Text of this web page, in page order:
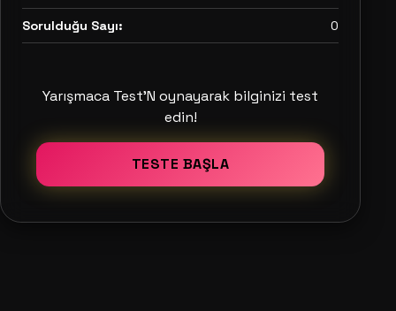
Sorulduğu Sayı: 0
Yarışmaca Test'N oynayarak bilginizi test
edin!
TESTE BAŞLA